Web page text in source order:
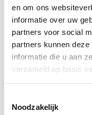
en om ons
informatie over uw
partners voor social
partners kunnen
informatie die u aan
verzameld op basis
Noodzakelijk
Begin bij het
naar andere
(praatplaat, spel,
Mensen met een
je duidelijk
interesse, taal en
Vraag altijd aan de